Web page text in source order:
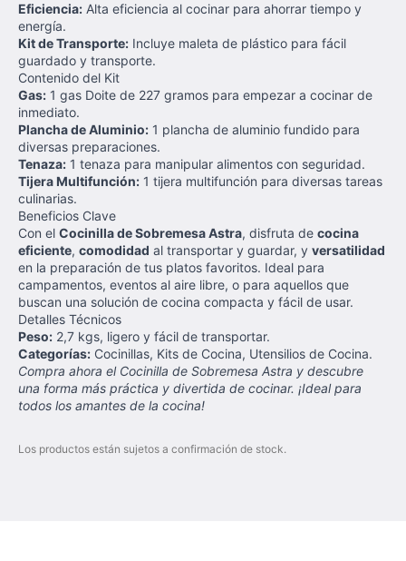
Eficiencia: Alta eficiencia al cocinar para ahorrar tiempo y
energía.
Kit de Transporte: Incluye maleta de plástico para fácil
guardado y transporte.
Contenido del Kit
Gas: 1 gas Doite de 227 gramos para empezar a cocinar de
inmediato.
Plancha de Aluminio: 1 plancha de aluminio fundido para
diversas preparaciones.
Tenaza: 1 tenaza para manipular alimentos con seguridad.
Tijera Multifunción: 1 tijera multifunción para diversas tareas
culinarias.
Beneficios Clave
Con el Cocinilla de Sobremesa Astra, disfruta de cocina
eficiente, comodidad al transportar y guardar, y versatilidad
en la preparación de tus platos favoritos. Ideal para
campamentos, eventos al aire libre, o para aquellos que
buscan una solución de cocina compacta y fácil de usar.
Detalles Técnicos
Peso: 2,7 kgs, ligero y fácil de transportar.
Categorías: Cocinillas, Kits de Cocina, Utensilios de Cocina.
Compra ahora el Cocinilla de Sobremesa Astra y descubre
una forma más práctica y divertida de cocinar. ¡Ideal para
todos los amantes de la cocina!
Los productos están sujetos a confirmación de stock.